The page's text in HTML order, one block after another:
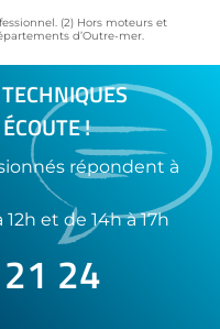
(2) Hors moteurs et
d’Outre-mer.
!
répondent à
et de 14h à 17h
24